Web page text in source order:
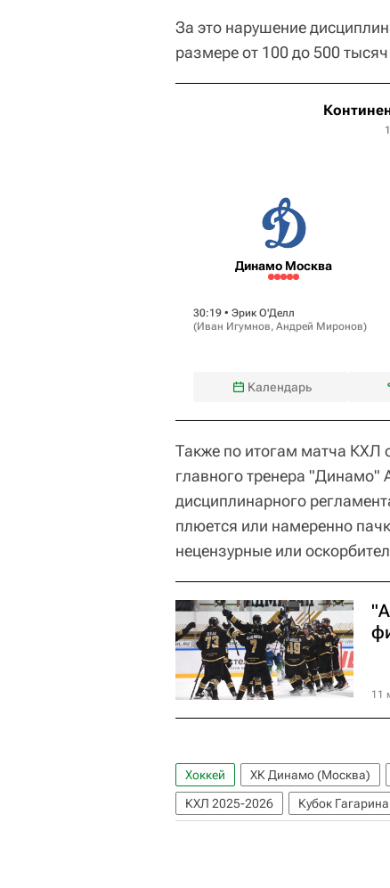
За это нарушение
размере от 100 до 500
Динамо Москва
30:19 • Эрик О'Делл
(Иван Игумнов, Андрей Миронов)
Календарь
Также по итогам матча КХЛ
главного тренера "Динамо"
дисциплинарного
плюется или намеренно
нецензурные или
11
Хоккей ХК Динамо (Москва)
КХЛ 2025-2026
Кубок Гагарина